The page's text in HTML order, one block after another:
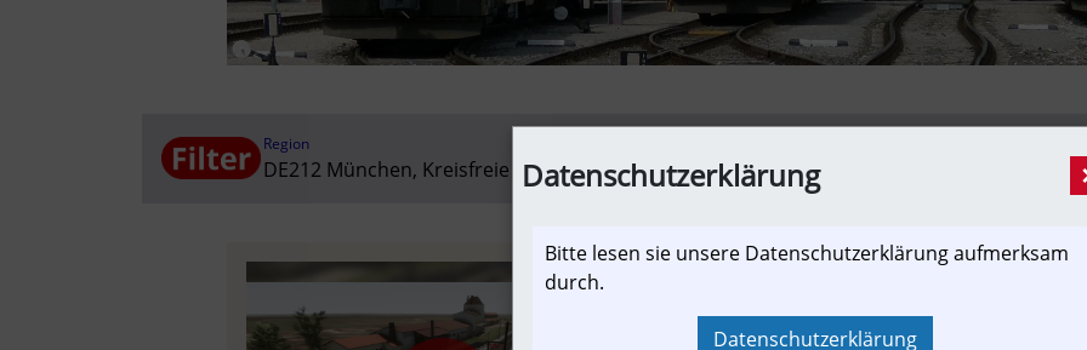
Region
DE212 München, Kreisfreie Stadt (MVV)|DE214 Altötting|DE215 Berchtesgadener Land
[Reportage, Presseaussendung]
Datenschutzerklärung
Bitte lesen sie unsere Datenschutzerklärung aufmerksam
durch.
Datenschutzerklärung